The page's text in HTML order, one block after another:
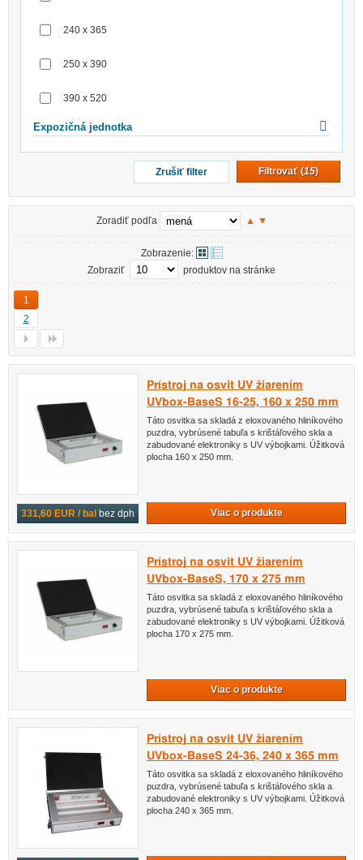
240 x 365
250 x 390
390 x 520
Expozičná jednotka
Zrušiť filter Filtrovať (15)
Zoradiť podľa ▲ ▼
Zobrazenie:
Zobraziť
produktov na stránke
1
2
331,60 EUR / bal bez dph
Prístroj na osvit UV žiarením
UVbox-BaseS 16-25, 160 x 250 mm
Táto osvitka sa skladá z eloxovaného hliníkového
puzdra, vybrúsené tabuľa s krištáľového skla a
zabudované elektroniky s UV výbojkami. Úžitková
plocha 160 x 250 mm.
Viac o produkte
Prístroj na osvit UV žiarením
UVbox-BaseS, 170 x 275 mm
Táto osvitka sa skladá z eloxovaného hliníkového
puzdra, vybrúsené tabuľa s krištáľového skla a
zabudované elektroniky s UV výbojkami. Úžitková
plocha 170 x 275 mm.
Viac o produkte
Prístroj na osvit UV žiarením
UVbox-BaseS 24-36, 240 x 365 mm
Táto osvitka sa skladá z eloxovaného hliníkového
puzdra, vybrúsené tabuľa s krištáľového skla a
zabudované elektroniky s UV výbojkami. Úžitková
plocha 240 x 365 mm.